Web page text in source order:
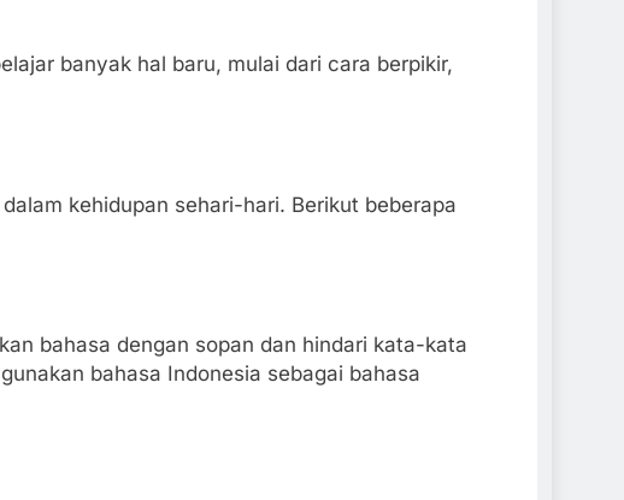
banyak hal baru, mulai dari cara berpikir,
kehidupan sehari-hari. Berikut beberapa
bahasa dengan sopan dan hindari kata-kata
bahasa Indonesia sebagai bahasa